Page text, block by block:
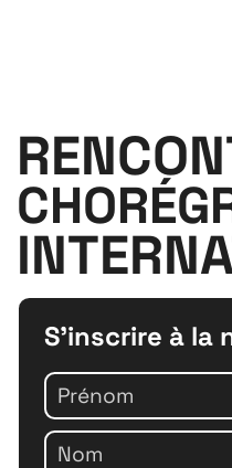
S'inscrire à la